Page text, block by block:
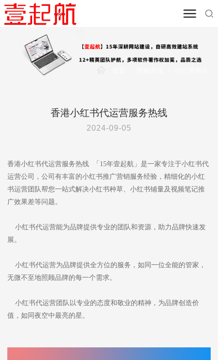
香港小红书代运营服务热线
2024-09-05
香港小红书代运营服务热线 「15年壹起航」是一家专注于小红书代
运营公司，公司有丰富的小红书推广营销服务经验，精细化的小红
书运营团队帮您一站式解决小红书种草、小红书铺量及视频笔记推
广效果差等问题。
小红书代运营能为品牌提供专业的团队和资源，助力品牌快速发
展。
小红书代运营为品牌提供全方位的服务，如同一位全能的管家，
无微不至地照顾品牌的每一个需求。
小红书代运营团队以专业的态度和敬业的精神，为品牌创造价
值，如同夜空中最亮的星。